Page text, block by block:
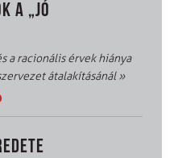
A „JÓ
a racionális érvek hiánya
átalakításánál»